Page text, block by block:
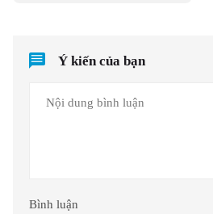
Ý kiến của bạn
Bình luận